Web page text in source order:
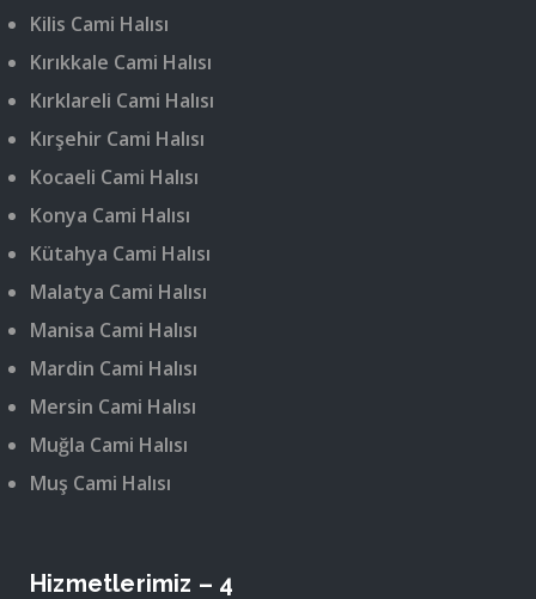
Kilis Cami Halısı
Kırıkkale Cami Halısı
Kırklareli Cami Halısı
Kırşehir Cami Halısı
Kocaeli Cami Halısı
Konya Cami Halısı
Kütahya Cami Halısı
Malatya Cami Halısı
Manisa Cami Halısı
Mardin Cami Halısı
Mersin Cami Halısı
Muğla Cami Halısı
Muş Cami Halısı
Hizmetlerimiz – 4